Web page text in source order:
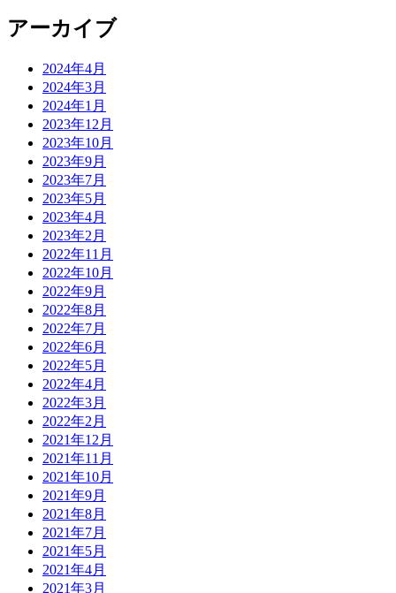
アーカイブ
2024年4月
2024年3月
2024年1月
2023年12月
2023年10月
2023年9月
2023年7月
2023年5月
2023年4月
2023年2月
2022年11月
2022年10月
2022年9月
2022年8月
2022年7月
2022年6月
2022年5月
2022年4月
2022年3月
2022年2月
2021年12月
2021年11月
2021年10月
2021年9月
2021年8月
2021年7月
2021年5月
2021年4月
2021年3月